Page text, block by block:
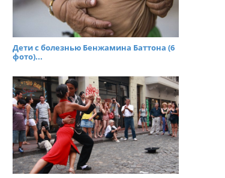
Дети с болезнью Бенжамина Баттона (6
фото)...